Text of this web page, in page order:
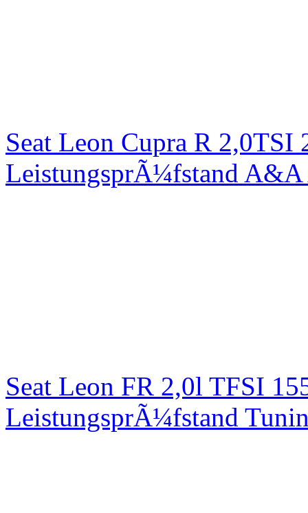
Seat Leon Cupra R
LeistungsprÃ¼fstand
Seat Leon FR 2,0l TFSI
LeistungsprÃ¼fstand